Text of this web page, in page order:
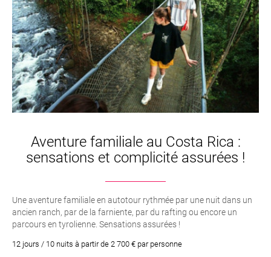
Aventure familiale au Costa Rica :
sensations et complicité assurées !
Une aventure familiale en autotour rythmée par une nuit dans un
ancien ranch, par de la farniente, par du rafting ou encore un
parcours en tyrolienne. Sensations assurées !
12 jours / 10 nuits à partir de 2 700 € par personne